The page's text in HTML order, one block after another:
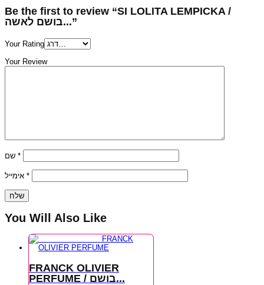
Be the first to review “SI LOLITA LEMPICKA /
בושם לאשה...”
Your Rating
Your Review
*
*
You Will Also Like
FRANCK OLIVIER
PERFUME / בושם...